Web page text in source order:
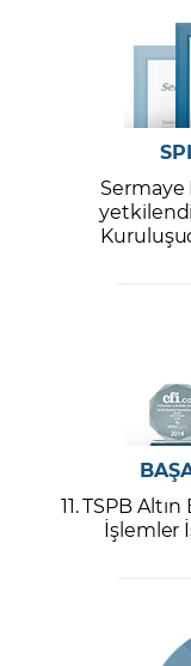
Sermaye
11. TSPB
İşlemler